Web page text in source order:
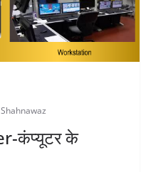
कंप्यूटर के